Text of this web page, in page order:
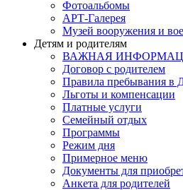
Фотоальбомы
АРТ-Галерея
Музей вооружения и
Детям и родителям
ВАЖНАЯ
Договор с родителем
Правила пребывания
Льготы и компенсации
Платные услуги
Семейный отдых
Программы
Режим дня
Примерное меню
Документы для
Анкета для родителей